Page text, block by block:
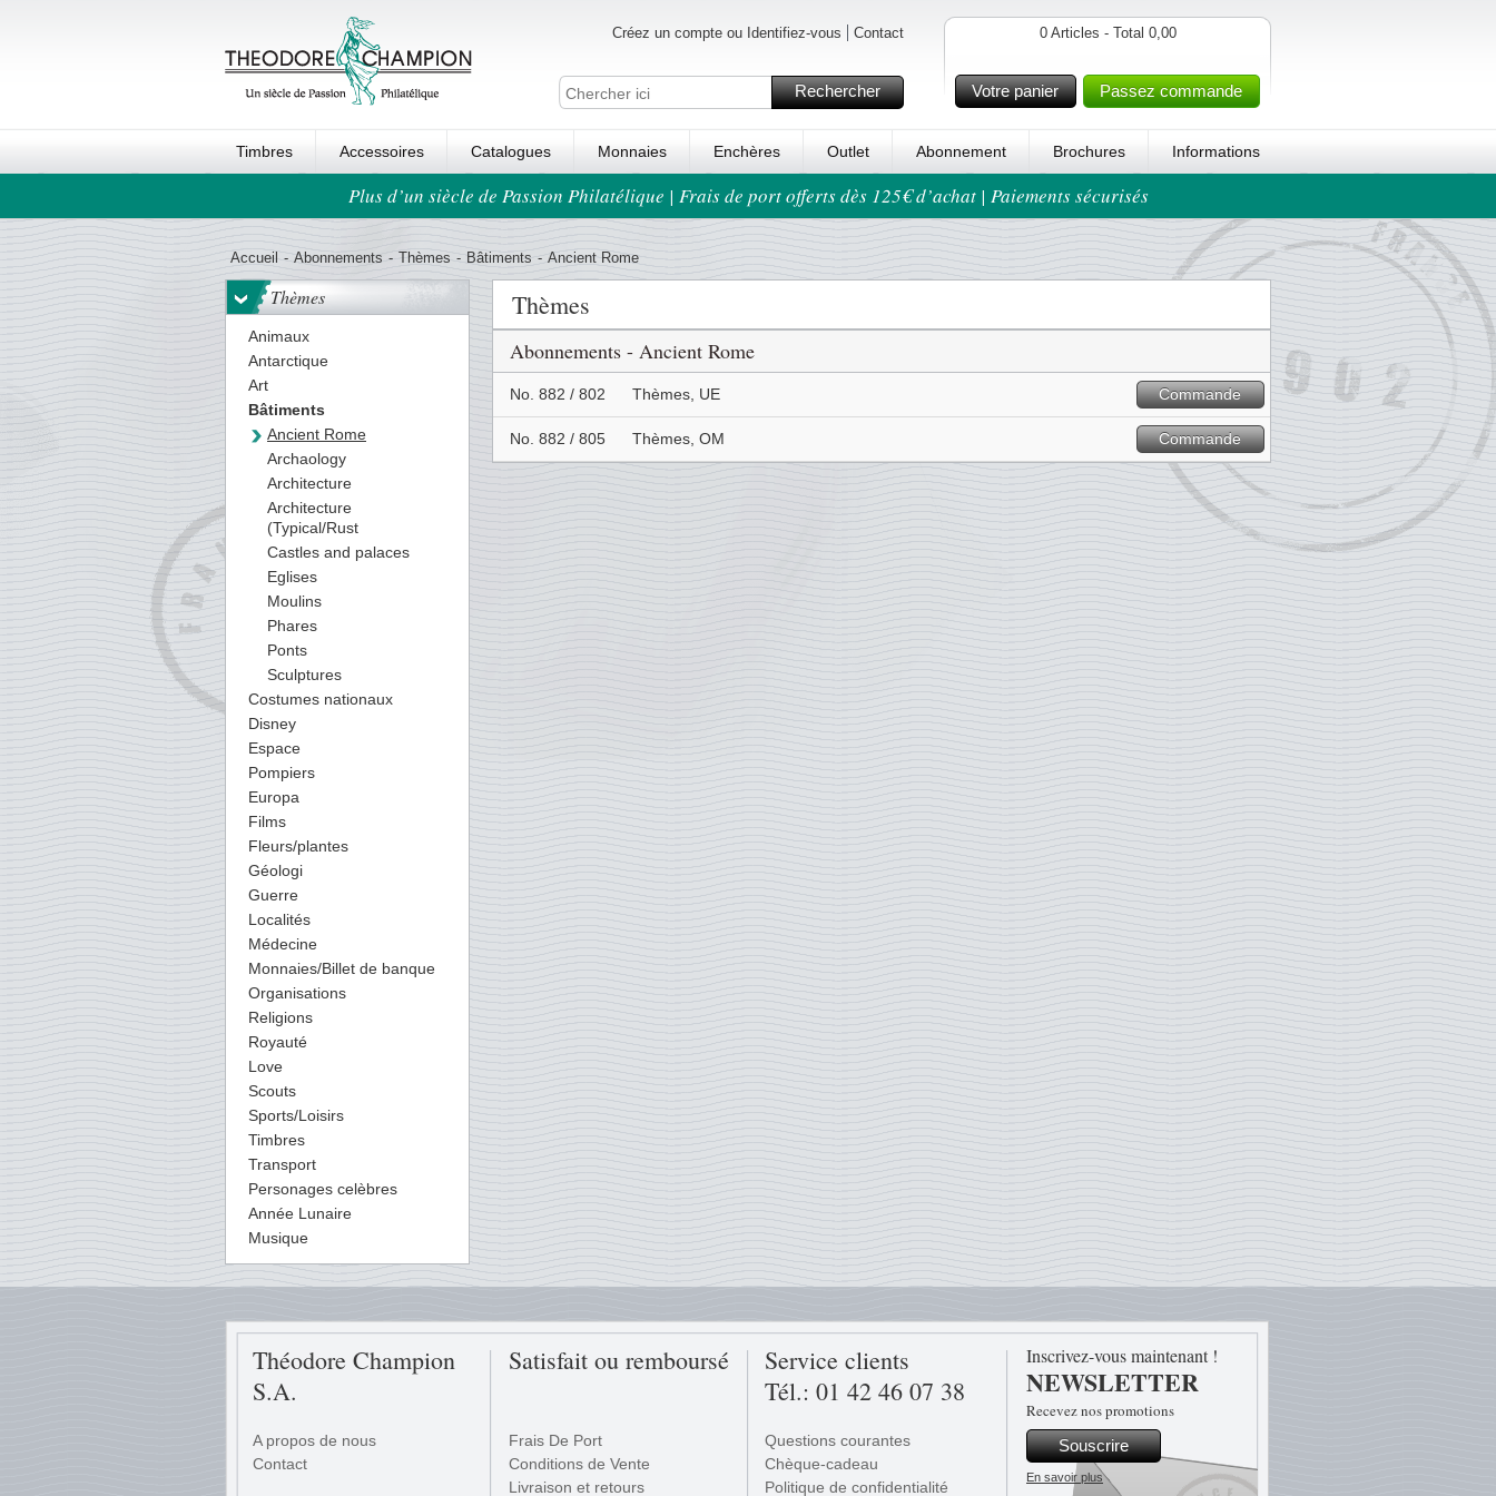
Créez un compte ou Identifiez-vous Contact
Rechercher
0 Articles - Total 0,00
Votre panier Passez commande
Timbres Accessoires Catalogues Monnaies Enchères Outlet Abonnement Brochures Informations
Ordre au panierPlus d’un siècle de Passion Philatélique | Frais de port offerts dès 125€ d’achat | Paiements sécurisés
Accueil - Abonnements - Thèmes - Bâtiments - Ancient Rome
Thèmes
Animaux
Antarctique
Art
Bâtiments
Ancient Rome
Archaology
Architecture
Architecture
(Typical/Rust
Castles and palaces
Eglises
Moulins
Phares
Ponts
Sculptures
Costumes nationaux
Disney
Espace
Pompiers
Europa
Films
Fleurs/plantes
Géologi
Guerre
Localités
Médecine
Monnaies/Billet de banque
Organisations
Religions
Royauté
Love
Scouts
Sports/Loisirs
Timbres
Transport
Personages celèbres
Année Lunaire
Musique
Thèmes
Abonnements - Ancient Rome
No. 882 / 802 Thèmes, UE Commande
No. 882 / 805 Thèmes, OM Commande
Théodore Champion
S.A.
A propos de nous
Contact
Satisfait ou remboursé
Frais De Port
Conditions de Vente
Livraison et retours
Service clients
Tél.: 01 42 46 07 38
Questions courantes
Chèque-cadeau
Politique de confidentialité
Inscrivez-vous maintenant !
NEWSLETTER
Recevez nos promotions
Souscrire
En savoir plus